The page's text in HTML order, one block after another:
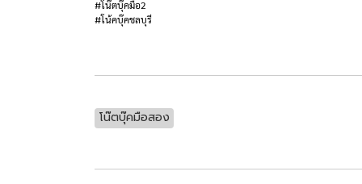
#โน๊ตบุ๊คมือ2
#โน้คบุ๊คชลบุรี
โน๊ตบุ๊คมือสอง